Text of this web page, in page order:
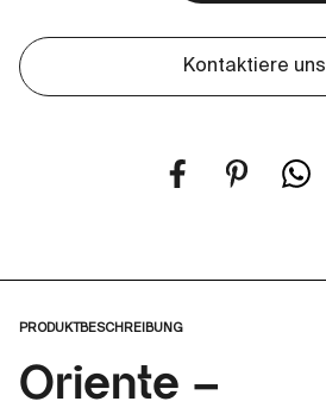
Kontaktiere uns
PRODUKTBESCHREIBUNG
Oriente –